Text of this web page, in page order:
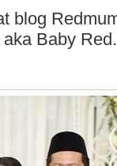
blog
Baby Red.